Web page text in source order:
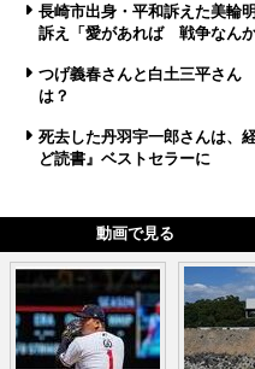
長崎市出身・平和訴えた美輪
訴え「愛があれば 戦争なんか
つげ義春さんと白土三平さん
は？
死去した丹羽宇一郎さんは、
ど読書』ベストセラーに
動画で見る